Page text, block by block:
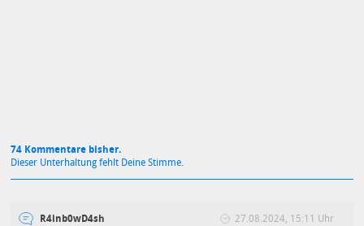
74 Kommentare bisher.
Dieser Unterhaltung fehlt Deine Stimme.
R4inb0wD4sh 27.08.2024, 15:11 Uhr